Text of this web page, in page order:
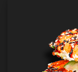
Рис,
Унаги,